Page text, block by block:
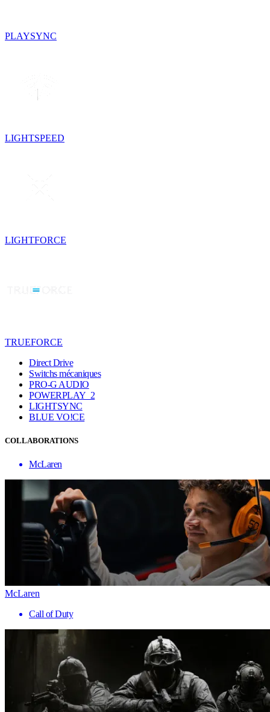
PLAYSYNC
LIGHTSPEED
LIGHTFORCE
TRUEFORCE
Direct Drive
Switchs mécaniques
PRO-G AUDIO
POWERPLAY 2
LIGHTSYNC
BLUE VO!CE
COLLABORATIONS
McLaren
McLaren
Call of Duty